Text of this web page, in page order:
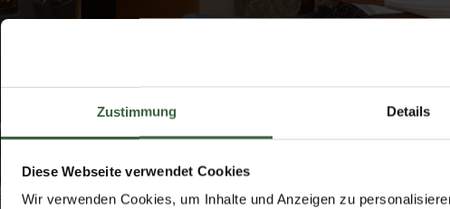
Zustimmung Details
Diese Webseite verwendet Cookies
Wir verwenden Cookies, um Inhalte und Anzeigen zu
Auf der Couch, vor dem Kamin, im eingesessenen Fauteuil,…